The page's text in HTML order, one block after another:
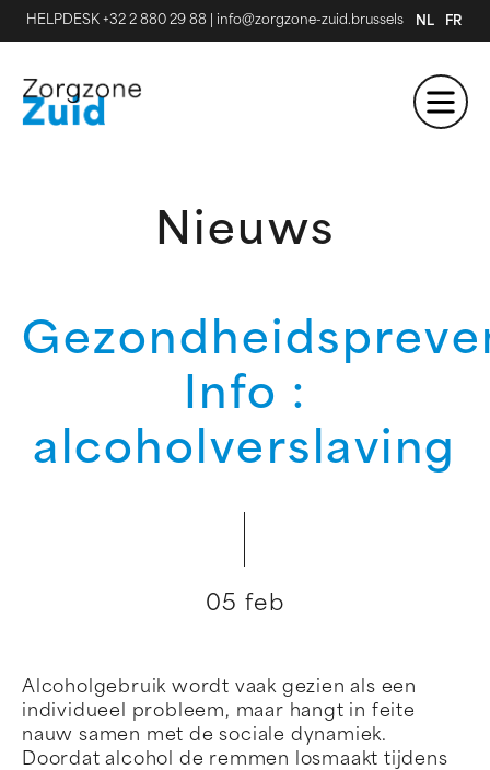
HELPDESK +32 2 880 29 88 info@zorgzone-zuid.brussels NL FR
Nieuws
Info :
alcoholverslaving
05 feb
Alcoholgebruik wordt vaak gezien als een
individueel probleem, maar hangt in feite
nauw samen met de sociale dynamiek.
Doordat alcohol de remmen losmaakt tijdens